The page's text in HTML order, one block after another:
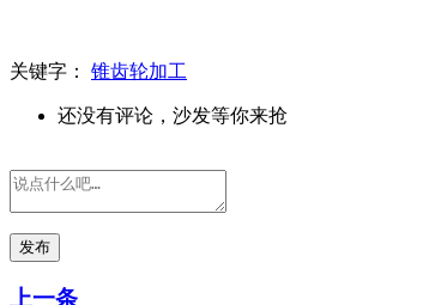
关键字： 锥齿轮加工
还没有评论，沙发等你来抢
发布
上一条